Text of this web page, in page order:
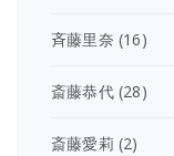
斉藤里奈 (16)
斎藤恭代(28)
斎藤愛莉 (2)